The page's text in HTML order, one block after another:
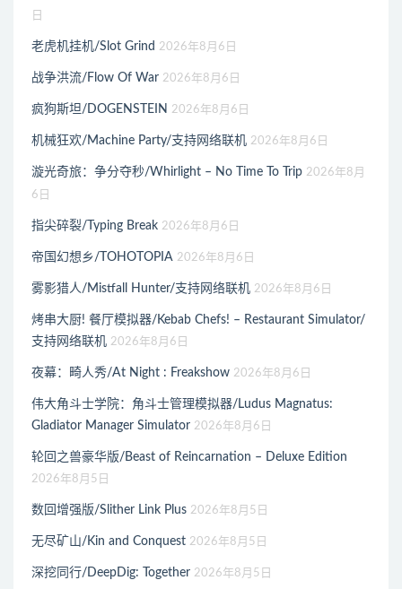
日
老虎机挂机/Slot Grind 2026年8月6日
战争洪流/Flow Of War 2026年8月6日
疯狗斯坦/DOGENSTEIN 2026年8月6日
机械狂欢/Machine Party/支持网络联机 2026年8月6日
漩光奇旅：争分夺秒/Whirlight – No Time To Trip 2026年8月
6日
指尖碎裂/Typing Break 2026年8月6日
帝国幻想乡/TOHOTOPIA 2026年8月6日
雾影猎人/Mistfall Hunter/支持网络联机 2026年8月6日
烤串大厨! 餐厅模拟器/Kebab Chefs! – Restaurant Simulator/
支持网络联机 2026年8月6日
夜幕：畸人秀/At Night : Freakshow 2026年8月6日
伟大角斗士学院：角斗士管理模拟器/Ludus Magnatus:
Gladiator Manager Simulator 2026年8月6日
轮回之兽豪华版/Beast of Reincarnation – Deluxe Edition
2026年8月5日
数回增强版/Slither Link Plus 2026年8月5日
无尽矿山/Kin and Conquest 2026年8月5日
深挖同行/DeepDig: Together 2026年8月5日